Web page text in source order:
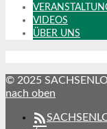
VIDEOS
ÜBER UNS
© 2025
nach oben